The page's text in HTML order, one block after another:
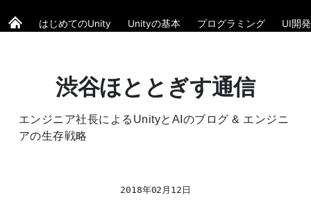
はじめてのUnity Unityの基本 プログラミング UI開発
渋谷ほととぎす通信
エンジニア社長によるUnityとAIのブログ & エンジニ
アの生存戦略
2018年02月12日